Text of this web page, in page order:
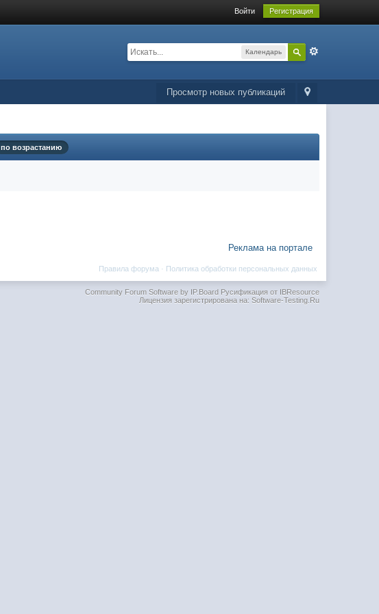
Войти Регистрация
Календарь
Просмотр новых публикаций
по возрастанию
Реклама на портале
Политика обработки персональных данных
Правила форума ·
Community Forum Software by IP.BoardРусификация от IBResource
Лицензия зарегистрирована на: Software-Testing.Ru